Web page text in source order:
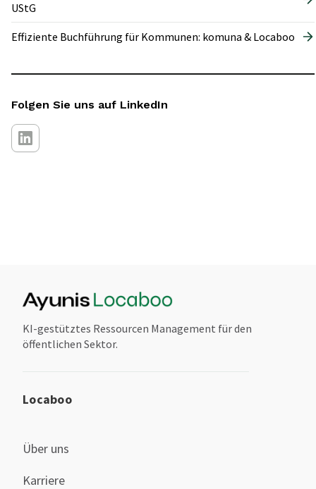
UStG
Effiziente Buchführung für Kommunen: komuna & Locaboo
Folgen Sie uns auf LinkedIn
KI-gestütztes Ressourcen Management für den
öffentlichen Sektor.
Locaboo
Über uns
Karriere